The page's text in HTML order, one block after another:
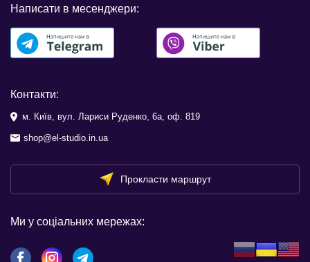
Написати в месенджери:
Контакти:
м. Київ, вул. Лариси Руденко, 6а, оф. 819
shop@el-studio.in.ua
Прокласти маршрут
Ми у соціальних мережах: